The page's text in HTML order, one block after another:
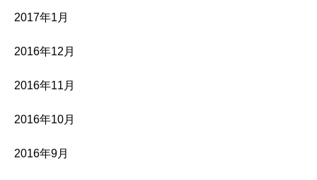
2017年1月
2016年12月
2016年11月
2016年10月
2016年9月